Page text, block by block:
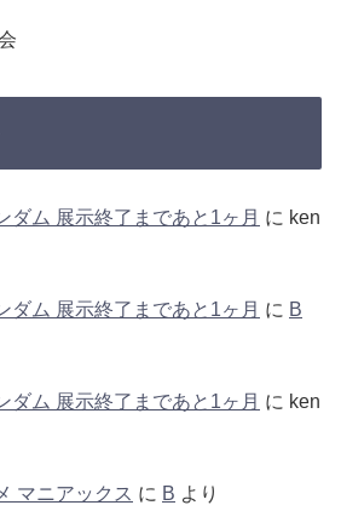
ダム 展示終了まであと1ヶ月 に ken
ダム 展示終了まであと1ヶ月 に B
ダム 展示終了まであと1ヶ月 に ken
マニアックス に B より